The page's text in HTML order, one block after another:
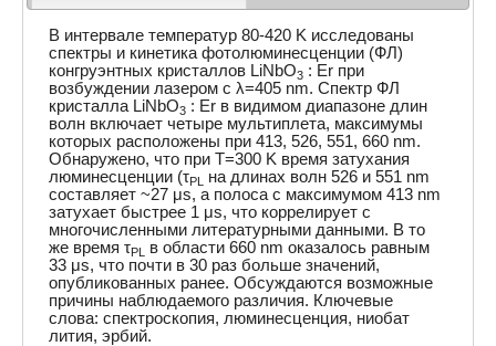
В интервале температур 80-420 K исследованы
спектры и кинетика фотолюминесценции (ФЛ)
конгруэнтных кристаллов LiNbO3 : Er при
возбуждении лазером с λ=405 nm. Спектр ФЛ
кристалла LiNbO3 : Er в видимом диапазоне длин
волн включает четыре мультиплета, максимумы
которых расположены при 413, 526, 551, 660 nm.
Обнаружено, что при T=300 K время затухания
люминесценции (τPL
на длинах волн 526 и 551 nm
составляет ~27 μs, а полоса с максимумом 413 nm
затухает быстрее 1 μs, что коррелирует с
многочисленными литературными данными. В то
же время τPL
в области 660 nm оказалось равным
33 μs, что почти в 30 раз больше значений,
опубликованных ранее. Обсуждаются возможные
причины наблюдаемого различия. Ключевые
слова: спектроскопия, люминесценция, ниобат
лития, эрбий.